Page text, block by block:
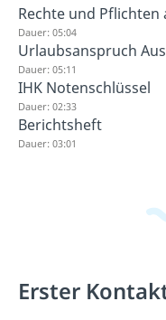
Rechte und Pflichten
Dauer: 05:04
Urlaubsanspruch
Dauer: 05:11
IHK Notenschlüssel
Dauer: 02:33
Berichtsheft
Dauer: 03:01
Erster